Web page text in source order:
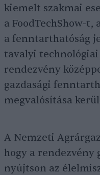
kiemelt szakmai
a FoodTechShow-t,
a fenntarthatóság
tavalyi technológiai
rendezvény
gazdasági
megvalósítása
A Nemzeti
hogy a
nyújtson az